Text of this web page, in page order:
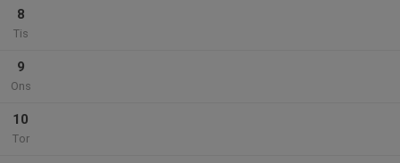
8
Tis
9
Ons
10
Tor